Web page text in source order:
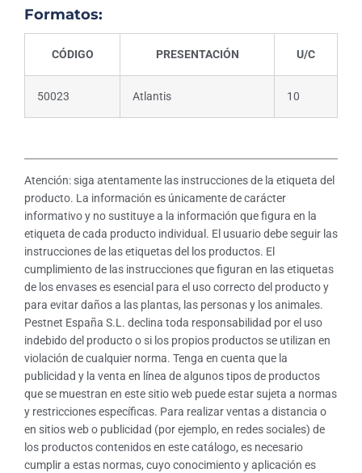
Formatos:
CÓDIGO PRESENTACIÓN U/C
50023 Atlantis 10
Atención: siga atentamente las instrucciones de la etiqueta del
producto. La información es únicamente de carácter
informativo y no sustituye a la información que figura en la
etiqueta de cada producto individual. El usuario debe seguir las
instrucciones de las etiquetas del los productos. El
cumplimiento de las instrucciones que figuran en las etiquetas
de los envases es esencial para el uso correcto del producto y
para evitar daños a las plantas, las personas y los animales.
Pestnet España S.L. declina toda responsabilidad por el uso
indebido del producto o si los propios productos se utilizan en
violación de cualquier norma. Tenga en cuenta que la
publicidad y la venta en línea de algunos tipos de productos
que se muestran en este sitio web puede estar sujeta a normas
y restricciones específicas. Para realizar ventas a distancia o
en sitios web o publicidad (por ejemplo, en redes sociales) de
los productos contenidos en este catálogo, es necesario
cumplir a estas normas, cuyo conocimiento y aplicación es